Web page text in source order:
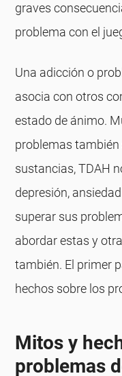
graves
problema con el
Una adicción o
asocia con otros
estado de ánimo.
problemas
sustancias, TDAH
depresión,
superar sus
abordar estas y
también. El primer
hechos sobre los
Mitos y
problemas